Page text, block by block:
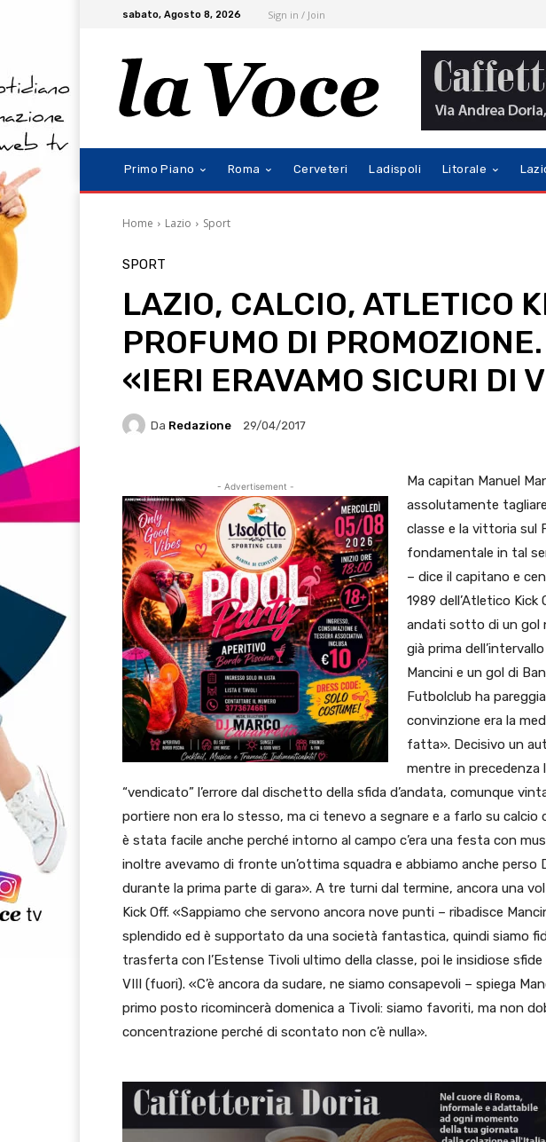
sabato, Agosto 8, 2026 Sign in / Join
Primo Piano Roma Cerveteri Ladispoli Litorale
Home Lazio Sport
SPORT
LAZIO, CALCIO, ATLETICO
PROFUMO DI
«IERI ERAVAMO SICURI DI
Da Redazione 29/04/2017
- Advertisement -
Ma capitan Manuel
assolutamente
classe e la vittoria sul
fondamentale in tal
– dice il capitano e
1989 dell’Atletico
andati sotto di un gol
già prima
Mancini e un gol di
Futbolclub ha
convinzione era la
fatta». Decisivo un
mentre in precedenza
“vendicato” l’errore dal dischetto della sfida d’andata, comunque
portiere non era lo stesso, ma ci tenevo a segnare e a farlo su calcio
è stata facile anche perché intorno al campo c’era una festa con
inoltre avevamo di fronte un’ottima squadra e abbiamo anche perso
durante la prima parte di gara». A tre turni dal termine, ancora una
Kick Off. «Sappiamo che servono ancora nove punti – ribadisce
splendido ed è supportato da una società fantastica, quindi siamo
trasferta con l’Estense Tivoli ultimo della classe, poi le insidiose
VIII (fuori). «C’è ancora da sudare, ne siamo consapevoli – spiega
primo posto ricomincerà domenica a Tivoli: siamo favoriti, ma non
concentrazione perché di scontato non c’è nulla».